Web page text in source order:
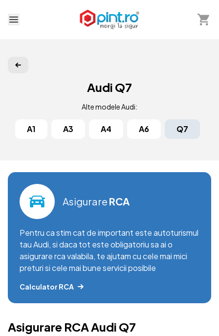
Deschide meniu
Arată
Audi Q7
Alte modele Audi:
A1 A3 A4 A6 Q7
Asigurare RCA
Pentru ca stim cat de important este autoturismul
tau Audi, si daca tot este obligatoriu sa ai o
asigurare rca valabila, te ajutam cu cele mai mici
preturi si cele mai bune servicii posibile
Calculator RCA
Asigurare RCA Audi Q7